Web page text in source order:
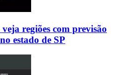
regiões com previsão
estado de SP